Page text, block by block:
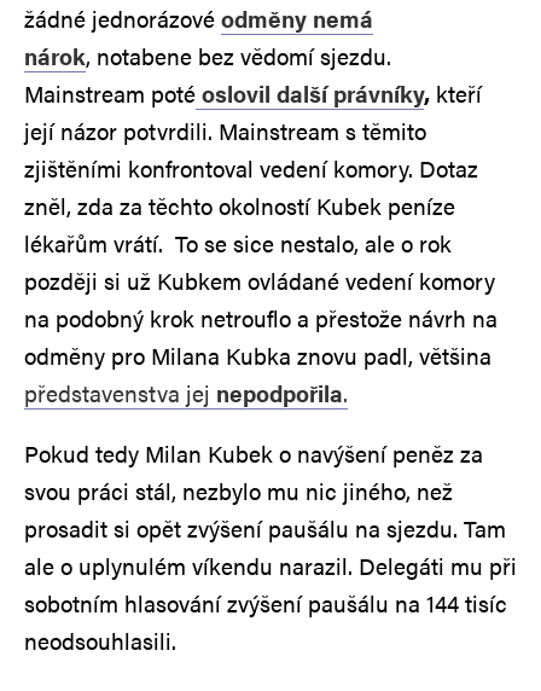
žádné jednorázovéodměny nemá
nárok, notabene bez vědomí sjezdu.
Mainstream potéoslovil další právníky, kteří
její názor potvrdili. Mainstream s těmito
zjištěními konfrontoval vedení komory. Dotaz
zněl, zda za těchto okolností Kubek peníze
lékařům vrátí. To se sice nestalo, ale o rok
později si už Kubkem ovládané vedení komory
na podobný krok netrouflo a přestože návrh na
odměny pro Milana Kubka znovu padl, většina
představenstva jej nepodpořila.
Pokud tedy Milan Kubek o navýšení peněz za
svou práci stál, nezbylo mu nic jiného, než
prosadit si opět zvýšení paušálu na sjezdu. Tam
ale o uplynulém víkendu narazil. Delegáti mu při
sobotním hlasování zvýšení paušálu na 144 tisíc
neodsouhlasili.